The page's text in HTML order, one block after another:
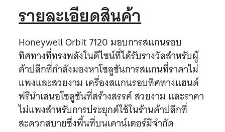
รายละเอียดสินค้า
Honeywell Orbit 7120 มอบการสแกนรอบ
ทิศทางที่ทรงพลังในดีไซน์ที่ได้รับรางวัลสำหรับผู้
ค้าปลีกที่กำลังมองหาโซลูชันการสแกนที่ราคาไม่
แพงและสวยงาม เครื่องสแกนรอบทิศทางแฮนด์
ฟรีนำเสนอโซลูชันที่สร้างสรรค์ สวยงาม และราคา
ไม่แพงสำหรับการประยุกต์ใช้ในร้านค้าปลีกที่
สะดวกสบายซึ่งพื้นที่บนเคาน์เตอร์มีจำกัด